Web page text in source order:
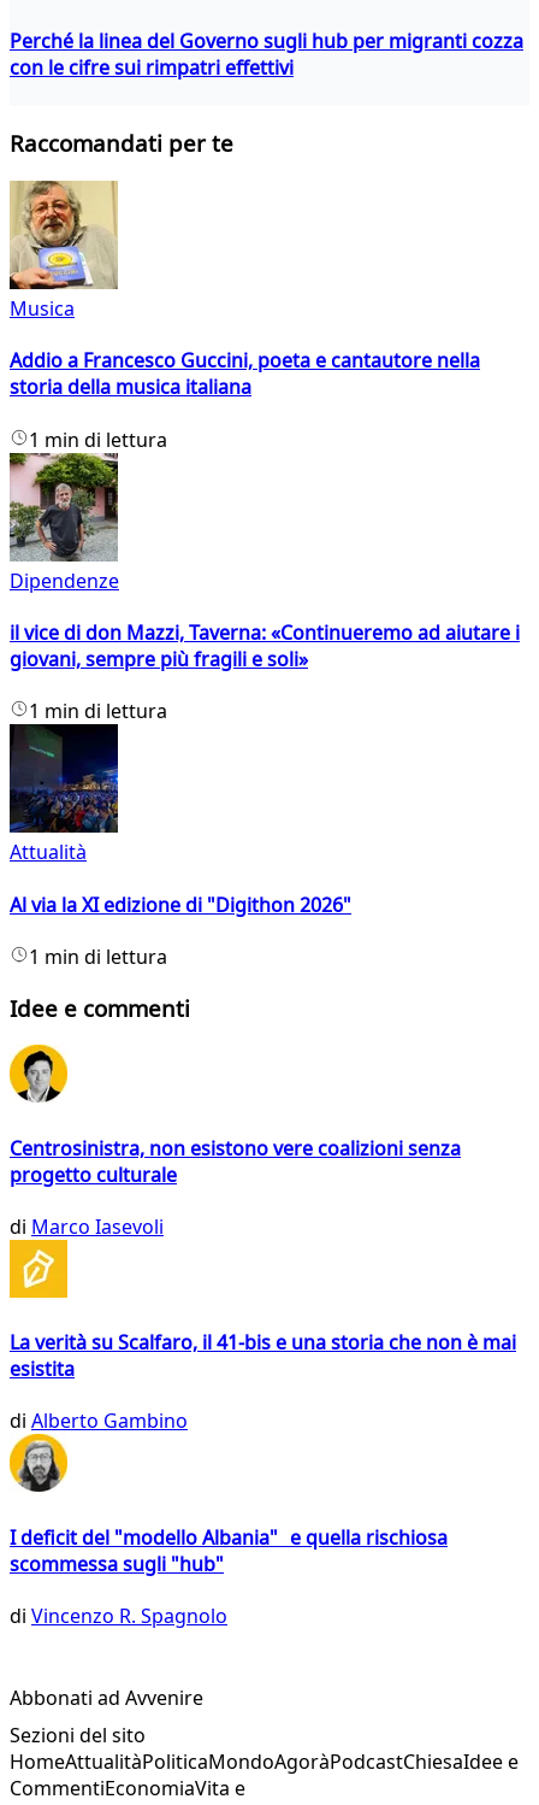
Perché la linea del Governo sugli hub per migranti cozza
con le cifre sui rimpatri effettivi
Raccomandati per te
Musica
Addio a Francesco Guccini, poeta e cantautore nella
storia della musica italiana
1 min di lettura
Dipendenze
il vice di don Mazzi, Taverna: «Continueremo ad aiutare i
giovani, sempre più fragili e soli»
1 min di lettura
Attualità
Al via la XI edizione di "Digithon 2026"
1 min di lettura
Idee e commenti
Centrosinistra, non esistono vere coalizioni senza
progetto culturale
di Marco Iasevoli
La verità su Scalfaro, il 41-bis e una storia che non è mai
esistita
di Alberto Gambino
I deficit del "modello Albania" e quella rischiosa
scommessa sugli "hub"
di Vincenzo R. Spagnolo
Abbonati ad Avvenire
Sezioni del sito
HomeAttualitàPoliticaMondoAgoràPodcastChiesaIdee e
CommentiEconomiaVita e